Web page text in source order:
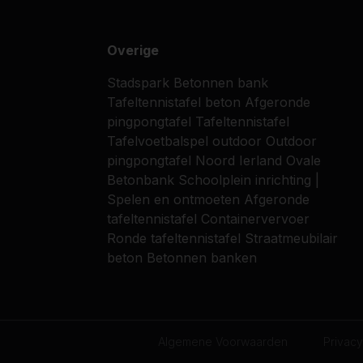
Overige
Stadspark Betonnen bank
Tafeltennistafel beton Afgeronde
pingpongtafel Tafeltennistafel
Tafelvoetbalspel outdoor Outdoor
pingpongtafel Noord Ierland Ovale
Betonbank Schoolplein inrichting |
Spelen en ontmoeten Afgeronde
tafeltennistafel Containervervoer
Ronde tafeltennistafel Straatmeubilair
beton Betonnen banken